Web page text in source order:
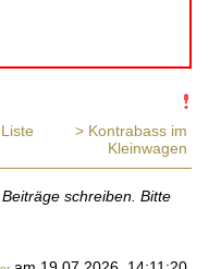
> Kontrabass im
Kleinwagen
schreiben. Bitte